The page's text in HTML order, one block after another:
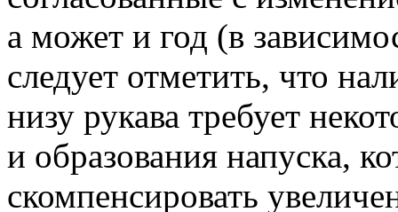
а может и год (в
следует отметить, что
низу рукава требует
и образования напуска,
скомпенсировать